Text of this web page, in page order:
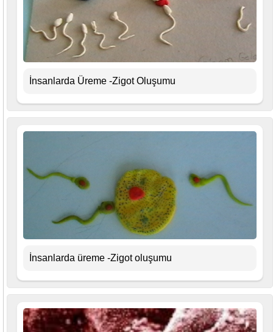
İnsanlarda Üreme -Zigot Oluşumu
İnsanlarda üreme -Zigot oluşumu